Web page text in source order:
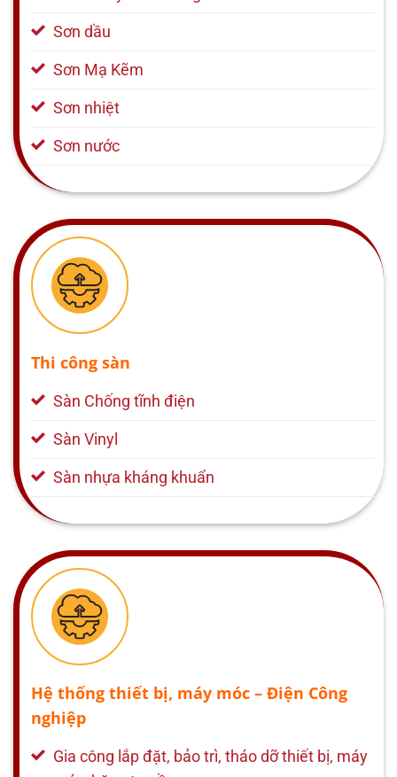
Sơn dầu
Sơn Mạ Kẽm
Sơn nhiệt
Sơn nước
Thi công sàn
Sàn Chống tĩnh điện
Sàn Vinyl
Sàn nhựa kháng khuẩn
Hệ thống thiết bị, máy móc – Điện Công
nghiệp
Gia công lắp đặt, bảo trì, tháo dỡ thiết bị, máy